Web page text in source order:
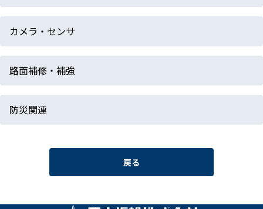
カメラ・センサ
路面補修・補強
防災関連
戻る